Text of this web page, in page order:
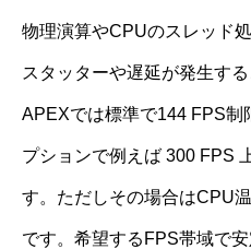
物理演算やCPUのスレッド
スタッターや遅延が発生する
APEXでは標準で144 FPS制
プションで例えば 300 FPS
す。ただしその場合はCPU
です。希望するFPS帯域で